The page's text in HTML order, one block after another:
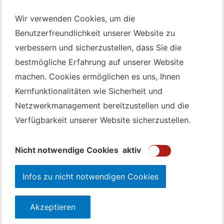
Wir verwenden Cookies, um die
Benutzerfreundlichkeit unserer Website zu
verbessern und sicherzustellen, dass Sie die
bestmögliche Erfahrung auf unserer Website
machen. Cookies ermöglichen es uns, Ihnen
Kernfunktionalitäten wie Sicherheit und
Netzwerkmanagement bereitzustellen und die
Verfügbarkeit unserer Website sicherzustellen.
Nicht notwendige Cookies aktiv
Infos zu nicht notwendigen Cookies
Akzeptieren
Wir verwenden Cookies, um die
Benutzerfreundlichkeit unserer Website zu
verbessern und sicherzustellen, dass Sie die
bestmögliche Erfahrung auf unserer Website
machen. Cookies ermöglichen es uns, Ihnen
Kernfunktionalitäten wie Sicherheit und
Netzwerkmanagement bereitzustellen und die
Verfügbarkeit unserer Website sicherzustellen.
Nicht notwendige Cookies aktiv
Infos zu nicht notwendigen Cookies
Akzeptieren
Autotransport Bochum
Autotransport Düsseldorf
Autotransport Essen
Autoexport Gelsenkirchen
GebrauchtwagenAnkauf Bochum
123autolos.de
Datenschutz